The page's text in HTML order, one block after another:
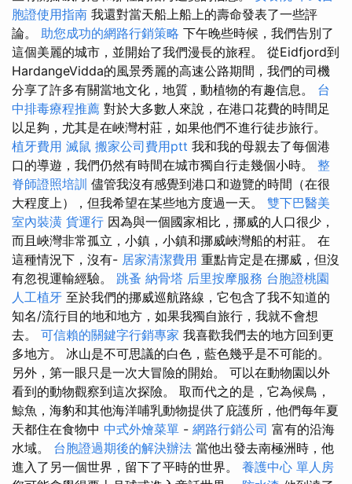
胞證使用指南 我還對當天船上船上的壽命發表了一些評
論。 助您成功的網路行銷策略 下午晚些時候，我們告別了
這個美麗的城市，並開始了我們漫長的旅程。 從Eidfjord到
HardangeVidda的風景秀麗的高速公路期間，我們的司機
分享了許多有關當地文化，地質，動植物的有趣信息。 台
中排毒療程推薦 對於大多數人來說，在港口花費的時間足
以足夠，尤其是在峽灣村莊，如果他們不進行徒步旅行。
植牙費用 滅鼠 搬家公司費用ptt 我和我的母親去了每個港
口的導遊，我們仍然有時間在城市獨自行走幾個小時。 整
脊師證照培訓 儘管我沒有感覺到港口和遊覽的時間（在很
大程度上），但我希望在某些地方度過一天。 雙下巴醫美
室內裝潢 貨運行 因為與一個國家相比，挪威的人口很少，
而且峽灣非常孤立，小鎮，小鎮和挪威峽灣船的村莊。 在
這種情況下，沒有- 居家清潔費用 重點肯定是在挪威，但沒
有忽視運輸經驗。 跳蚤 納骨塔 后里按摩服務 台胞證桃園
人工植牙 至於我們的挪威巡航路線，它包含了我不知道的
知名/流行目的地和地方，如果我獨自旅行，我就不會想
去。 可信賴的關鍵字行銷專家 我喜歡我們去的地方回到更
多地方。 冰山是不可思議的白色，藍色幾乎是不可能的。
另外，第一眼只是一次大冒險的開始。 可以在動物園以外
看到的動物觀察到這次探險。 取而代之的是，它為候鳥，
鯨魚，海豹和其他海洋哺乳動物提供了庇護所，他們每年夏
天都住在食物中 中式外燴菜單 - 網路行銷公司 富有的沿海
水域。 台胞證過期後的解決辦法 當他出發去南極洲時，他
進入了另一個世界，留下了平時的世界。 養護中心 單人房